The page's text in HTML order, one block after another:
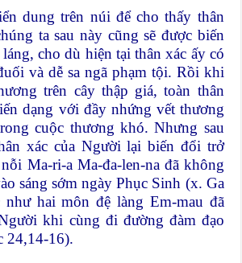
dung trên núi để cho thấy thân
ta sau này cũng sẽ được biến
cho dù hiện tại thân xác ấy có
và dễ sa ngã phạm tội. Rồi khi
trên cây thập giá, toàn thân
dạng với đầy nhứng vết thương
cuộc thương khó. Nhưng sau
xác của Người lại biến đổi trở
Ma-ri-a Ma-đa-len-na đã không
sáng sớm ngày Phục Sinh (x. Ga
như hai môn đệ làng Em-mau đã
khi cùng đi đường đàm đạo
24,14-16).